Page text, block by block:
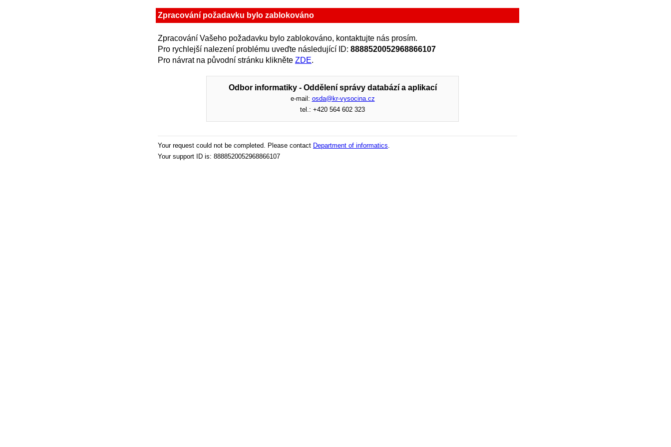
Zpracování požadavku bylo zablokováno
Zpracování Vašeho požadavku bylo zablokováno, kontaktujte nás prosím.
Pro rychlejší nalezení problému uveďte následující ID: 8888520052968866107
Pro návrat na původní stránku klikněte ZDE.
Odbor informatiky - Oddělení správy databází a aplikací
e-mail: osda@kr-vysocina.cz
tel.: +420 564 602 323
Your request could not be completed. Please contact Department of informatics.
Your support ID is: 8888520052968866107